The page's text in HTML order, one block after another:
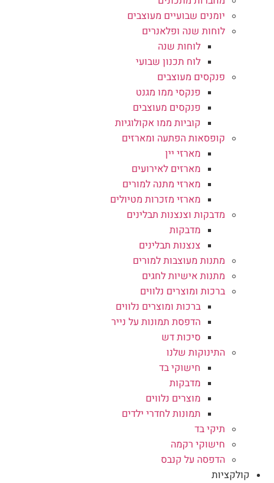
יומנים שבועיים מעוצבים
לוחות שנה ופלאנרים
לוחות שנה
לוח תכנון שבועי
פנקסים מעוצבים
פנקסי ממו מגנט
פנקסים מעוצבים
קוביות ממו אקולוגיות
קופסאות הפתעה ומארזים
מארזי יין
מארזים לאירועים
מארזי מתנה למורים
מארזי מזכרות מטיולים
מדבקות וצנצנות תבלינים
מדבקות
צנצנות תבלינים
מתנות מעוצבות למורים
מתנות אישיות לחגים
ברכות ומוצרים נלווים
ברכות ומוצרים נלווים
הדפסת תמונות על נייר
סיכות דש
התינוקות שלנו
חישוקי בד
מדבקות
מוצרים נלווים
תמונות לחדרי ילדים
תיקי בד
חישוקי רקמה
הדפסה על קנבס
קולקציות